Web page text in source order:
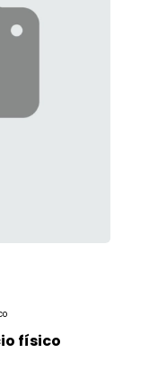
físico